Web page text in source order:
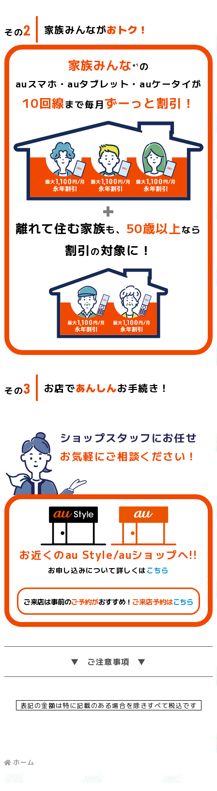
その2 家族みんながおトク！
家族みんな ★1 の
auスマホ・auタブレット・auケータイが
10回線まで毎月ずーっと割引！
+
離れて住む家族も、 50歳以上なら
割引の対象に！
その3 お店であんしんお手続き！
ショップスタッフにお任せ
お気軽にご相談ください！
お近くのau Style/auショップへ!!
お申し込みについて詳しくはこちら
ご来店は事前のご予約がおすすめ！ ご来店予約はこちら
ご注意事項
表記の金額は特に記載のある場合を除きすべて税込です
ホーム